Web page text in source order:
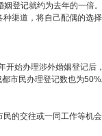
记就约为去年的一倍
渠道，将自己配偶的选
始办理涉外婚姻登记后
市民办理登记数也为
交往或一同工作等机